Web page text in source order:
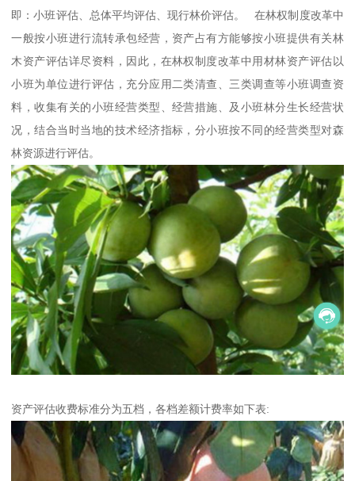
即：小班评估、总体平均评估、现行林价评估。 在林权制度改革中
一般按小班进行流转承包经营，资产占有方能够按小班提供有关林
木资产评估详尽资料，因此，在林权制度改革中用材林资产评估以
小班为单位进行评估，充分应用二类清查、三类调查等小班调查资
料，收集有关的小班经营类型、经营措施、及小班林分生长经营状
况，结合当时当地的技术经济指标，分小班按不同的经营类型对森
林资源进行评估。
资产评估收费标准分为五档，各档差额计费率如下表: